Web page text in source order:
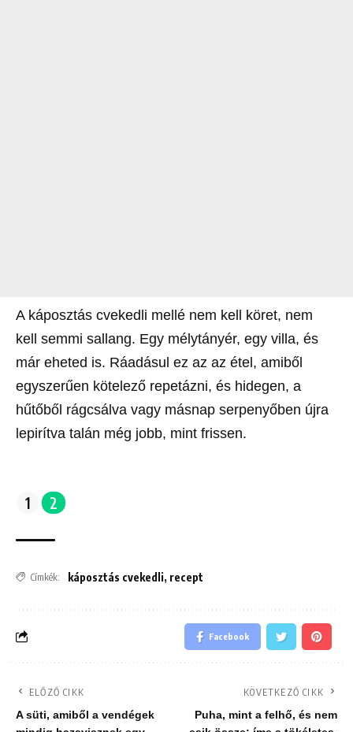
A káposztás cvekedli mellé nem kell köret, nem
kell semmi sallang. Egy mélytányér, egy villa, és
már eheted is. Ráadásul ez az az étel, amiből
egyszerűen kötelező repetázni, és hidegen, a
hűtőből rágcsálva vagy másnap serpenyőben újra
lepirítva talán még jobb, mint frissen.
1 2
Címkék: káposztás cvekedli, recept
Facebook
ELŐZŐ CIKK
A süti, amiből a vendégek
KÖVETKEZŐ CIKK
Puha, mint a felhő, és nem